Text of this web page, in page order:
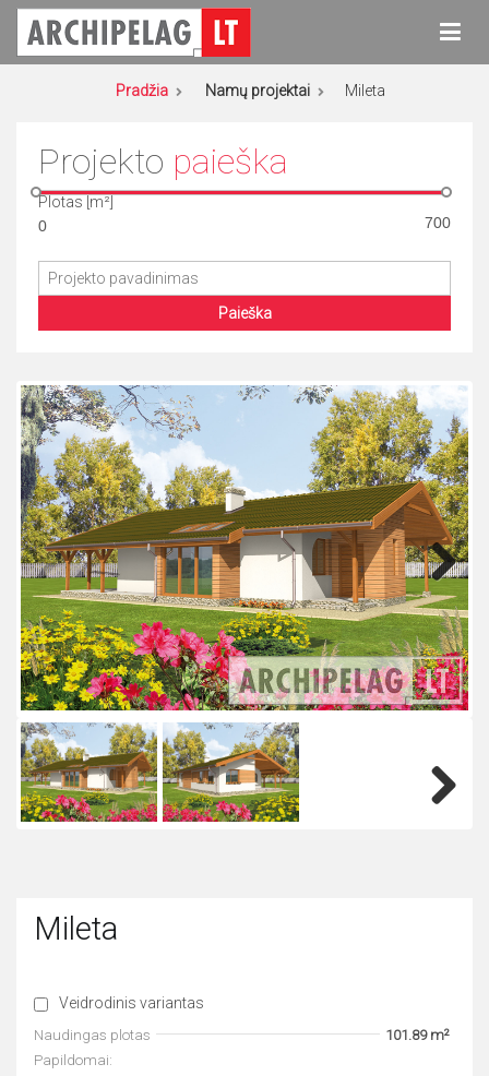
Eiti
turinio
Archipelag
Namų projektai
Pradžia Namų projektai Mileta
Projekto paieška
Plotas [m²]
Paieška
Next
Mileta
Veidrodinis variantas
Naudingas plotas
101.89 m²
Papildomai: